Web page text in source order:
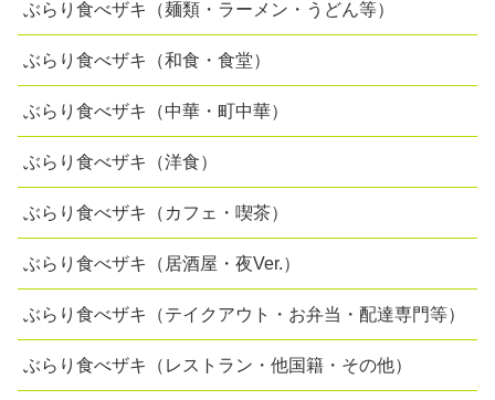
ぶらり食べザキ（麺類・ラーメン・うどん等）
ぶらり食べザキ（和食・食堂）
ぶらり食べザキ（中華・町中華）
ぶらり食べザキ（洋食）
ぶらり食べザキ（カフェ・喫茶）
ぶらり食べザキ（居酒屋・夜Ver.）
ぶらり食べザキ（テイクアウト・お弁当・配達専門等）
ぶらり食べザキ（レストラン・他国籍・その他）